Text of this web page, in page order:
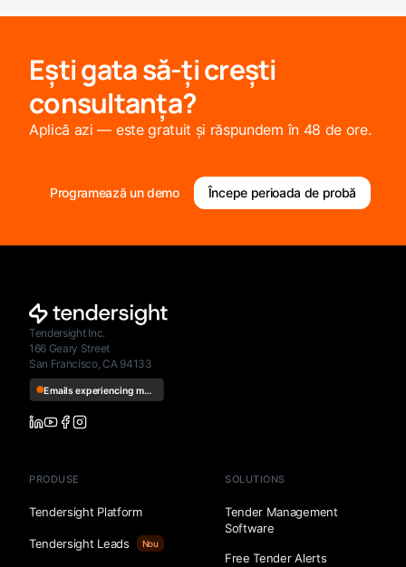
Ești gata să-ți crești
consultanța?
Aplică azi — este gratuit și răspundem în 48 de ore.
Programează un demo Începe perioada de probă
Tendersight Inc.
166 Geary Street
San Francisco, CA 94133
PRODUSE
Tendersight Platform
Tendersight Leads Nou
SOLUTIONS
Tender Management
Software
Free Tender Alerts